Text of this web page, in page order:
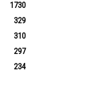
1730
329
310
297
234